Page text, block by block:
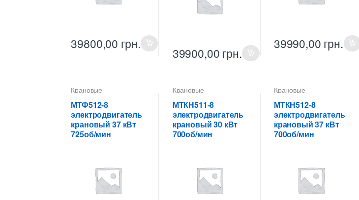
39800,00 грн.
39900,00 грн.
39990,00 грн.
Крановые
электродвигатели
МТФ512-8
электродвигатель
крановый 37 кВт
725об/мин
Крановые
электродвигатели
МТКH511-8
электродвигатель
крановый 30 кВт
700об/мин
Крановые
электродвигатели
МТКH512-8
электродвигатель
крановый 37 кВт
700об/мин